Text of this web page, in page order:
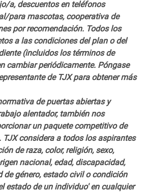
a, descuentos en teléfonos
para mascotas, cooperativa de
por recomendación. Todos los
a las condiciones del plan o del
(incluidos los términos de
cambiar periódicamente. Póngase
de TJX para obtener más
de puertas abiertas y
alentador, también nos
un paquete competitivo de
considera a todos los aspirantes
de raza, color, religión, sexo,
nacional, edad, discapacidad,
de género, estado civil o condición
estado de un individuo' en cualquier